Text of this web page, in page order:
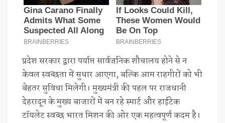
प्रदेश सरकार द्वारा पर्याप्त सार्वजनिक शौचालय होने से न
केवल स्वच्छता में सुधार आएगा, बल्कि आम राहगीरों को भी
बेहतर सुविधा मिलेगी। मुख्यमंत्री की पहल पर राजधानी
देहरादून के मुख्य बाजारों में बन रहे स्मार्ट और हाईटेक
टॉयलेट स्वच्छ भारत मिशन की ओर एक महत्वपूर्ण कदम है।